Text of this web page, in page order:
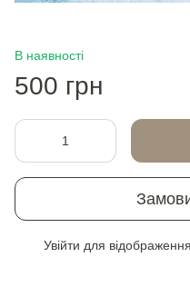
В наявності
500 грн
Увійти для